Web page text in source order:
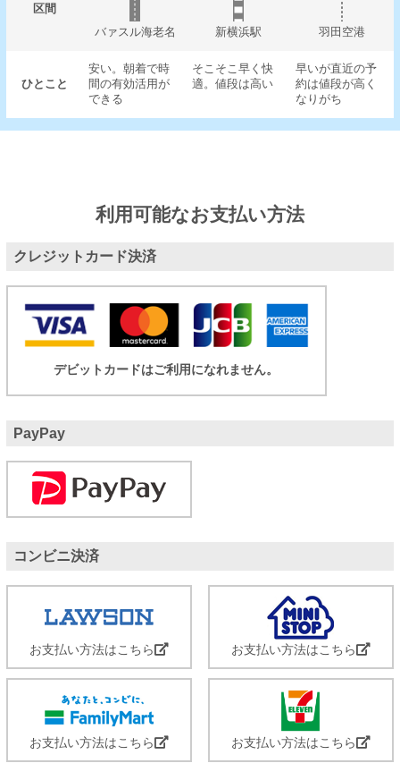
区間
バァスル海老名 新横浜駅 羽田空港
ひとこと
安い。朝着で時
間の有効活用が
できる
そこそこ早く快
適。値段は高い
早いが直近の予
約は値段が高く
なりがち
利用可能なお支払い方法
クレジットカード決済
デビットカードはご利用になれません。
PayPay
コンビニ決済
お支払い方法はこちら お支払い方法はこちら
お支払い方法はこちら お支払い方法はこちら